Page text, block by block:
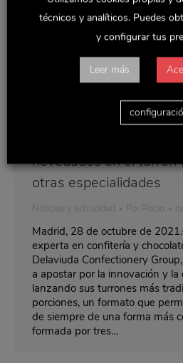
novedades en el turrón
otras especialidades
Noticias y actualidad Por Rocio
Madrid, 28 de octubre de
experta en confitería y
Delaviuda Confectionery
a apostar por la innovación y la
lanzando sus turrones más
porciones, un formato que
de siempre de una forma más
formada por tres…
técnicos y analíticos. Puedes
y configurar tus
Leer más